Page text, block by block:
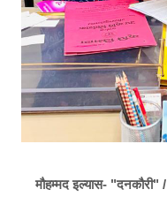
मौहम्मद इल्यास- "दनकौरी" /